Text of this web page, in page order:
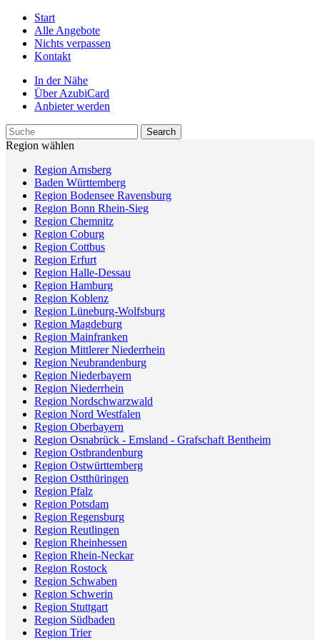
Start
Alle Angebote
Nichts verpassen
Kontakt
In der Nähe
Über AzubiCard
Anbieter werden
Region wählen
Region Arnsberg
Baden Württemberg
Region Bodensee Ravensburg
Region Bonn Rhein-Sieg
Region Chemnitz
Region Coburg
Region Cottbus
Region Erfurt
Region Halle-Dessau
Region Hamburg
Region Koblenz
Region Lüneburg-Wolfsburg
Region Magdeburg
Region Mainfranken
Region Mittlerer Niederrhein
Region Neubrandenburg
Region Niederbayern
Region Niederrhein
Region Nordschwarzwald
Region Nord Westfalen
Region Oberbayern
Region Osnabrück - Emsland - Grafschaft Bentheim
Region Ostbrandenburg
Region Ostwürttemberg
Region Ostthüringen
Region Pfalz
Region Potsdam
Region Regensburg
Region Reutlingen
Region Rheinhessen
Region Rhein-Neckar
Region Rostock
Region Schwaben
Region Schwerin
Region Stuttgart
Region Südbaden
Region Trier